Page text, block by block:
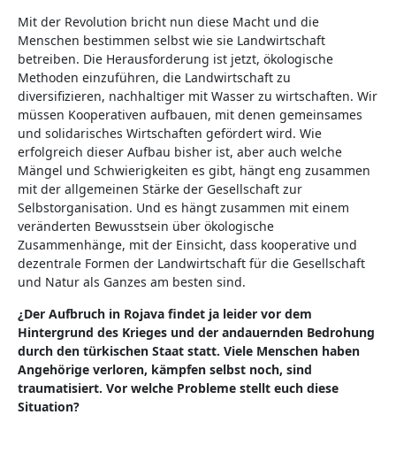
Mit der Revolution bricht nun diese Macht und die
Menschen bestimmen selbst wie sie Landwirtschaft
betreiben. Die Herausforderung ist jetzt, ökologische
Methoden einzuführen, die Landwirtschaft zu
diversifizieren, nachhaltiger mit Wasser zu wirtschaften. Wir
müssen Kooperativen aufbauen, mit denen gemeinsames
und solidarisches Wirtschaften gefördert wird. Wie
erfolgreich dieser Aufbau bisher ist, aber auch welche
Mängel und Schwierigkeiten es gibt, hängt eng zusammen
mit der allgemeinen Stärke der Gesellschaft zur
Selbstorganisation. Und es hängt zusammen mit einem
veränderten Bewusstsein über ökologische
Zusammenhänge, mit der Einsicht, dass kooperative und
dezentrale Formen der Landwirtschaft für die Gesellschaft
und Natur als Ganzes am besten sind.
¿Der Aufbruch in Rojava findet ja leider vor dem
Hintergrund des Krieges und der andauernden Bedrohung
durch den türkischen Staat statt. Viele Menschen haben
Angehörige verloren, kämpfen selbst noch, sind
traumatisiert. Vor welche Probleme stellt euch diese
Situation?